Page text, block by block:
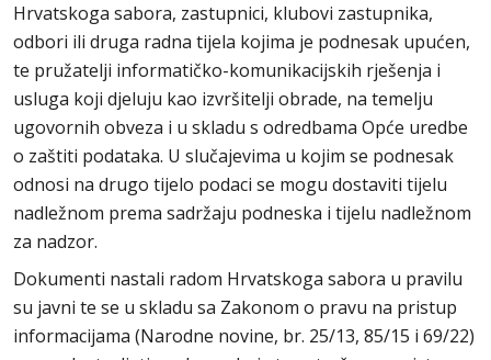
Hrvatskoga sabora, zastupnici, klubovi zastupnika,
odbori ili druga radna tijela kojima je podnesak upućen,
te pružatelji informatičko-komunikacijskih rješenja i
usluga koji djeluju kao izvršitelji obrade, na temelju
ugovornih obveza i u skladu s odredbama Opće uredbe
o zaštiti podataka. U slučajevima u kojim se podnesak
odnosi na drugo tijelo podaci se mogu dostaviti tijelu
nadležnom prema sadržaju podneska i tijelu nadležnom
za nadzor.
Dokumenti nastali radom Hrvatskoga sabora u pravilu
su javni te se u skladu sa Zakonom o pravu na pristup
informacijama (Narodne novine, br. 25/13, 85/15 i 69/22)